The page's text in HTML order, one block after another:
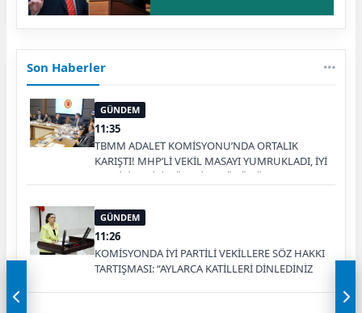
Son Haberler
GÜNDEM
11:35
TBMM ADALET KOMİSYONU’NDA ORTALIK
KARIŞTI! MHP’Lİ VEKİL MASAYI YUMRUKLADI, İYİ
PARTİLİ VEKİLİN ÜZERİNE YÜRÜDÜ
GÜNDEM
11:26
KOMİSYONDA İYİ PARTİLİ VEKİLLERE SÖZ HAKKI
TARTIŞMASI: “AYLARCA KATİLLERİ DİNLEDİNİZ